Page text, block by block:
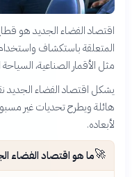
اقتصاد الفضاء الجديد هو
المتعلقة باستكشاف
مثل الأقمار الصناعية،
يشكل اقتصاد الفضاء الجديد
هائلة ويطرح تحديات غير
لأبعاده.
🚀ما هو اقتصاد الفضاء